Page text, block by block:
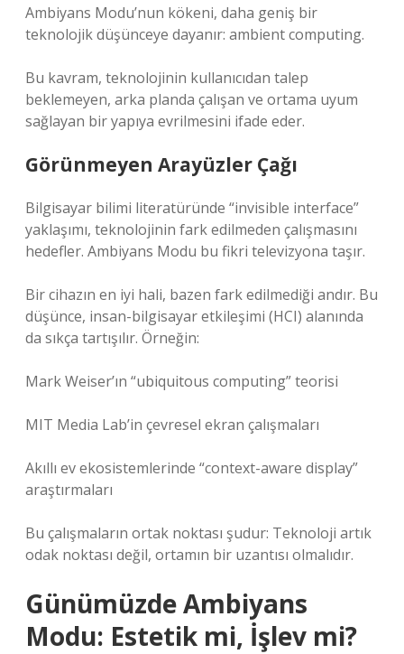
Ambiyans Modu’nun kökeni, daha geniş bir
teknolojik düşünceye dayanır: ambient computing.
Bu kavram, teknolojinin kullanıcıdan talep
beklemeyen, arka planda çalışan ve ortama uyum
sağlayan bir yapıya evrilmesini ifade eder.
Görünmeyen Arayüzler Çağı
Bilgisayar bilimi literatüründe “invisible interface”
yaklaşımı, teknolojinin fark edilmeden çalışmasını
hedefler. Ambiyans Modu bu fikri televizyona taşır.
Bir cihazın en iyi hali, bazen fark edilmediği andır. Bu
düşünce, insan-bilgisayar etkileşimi (HCI) alanında
da sıkça tartışılır. Örneğin:
Mark Weiser’ın “ubiquitous computing” teorisi
MIT Media Lab’in çevresel ekran çalışmaları
Akıllı ev ekosistemlerinde “context-aware display”
araştırmaları
Bu çalışmaların ortak noktası şudur: Teknoloji artık
odak noktası değil, ortamın bir uzantısı olmalıdır.
Günümüzde Ambiyans
Modu: Estetik mi, İşlev mi?